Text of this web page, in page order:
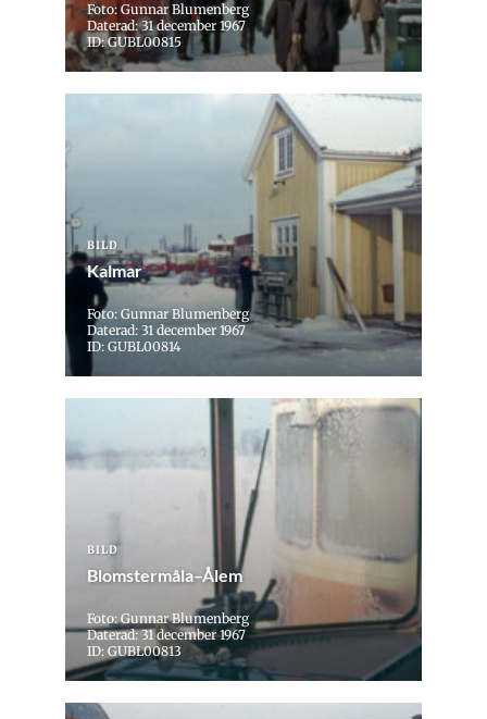
Foto: Gunnar Blumenberg
Daterad: 31 december 1967
ID: GUBL00815
BILD
Kalmar
Foto: Gunnar Blumenberg
Daterad: 31 december 1967
ID: GUBL00814
BILD
Blomstermåla–Ålem
Foto: Gunnar Blumenberg
Daterad: 31 december 1967
ID: GUBL00813